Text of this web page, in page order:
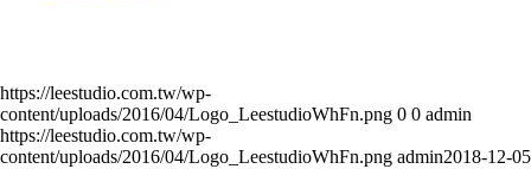
https://leestudio.com.tw/wp-
content/uploads/2016/04/Logo_LeestudioWhFn.png 0 0 admin
https://leestudio.com.tw/wp-
content/uploads/2016/04/Logo_LeestudioWhFn.png admin2018-12-05